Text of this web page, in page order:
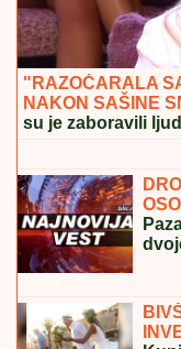
VOJVODINA SE
kapiten